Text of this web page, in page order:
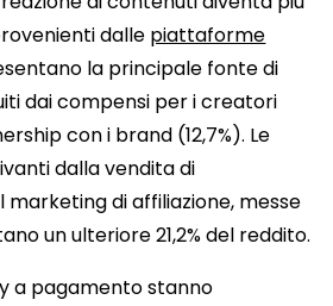
dalle piattaforme
la principale fonte di
dai compensi per i creatori
con i brand (12,7%). Le
dalla vendita di
marketing di affiliazione, messe
un ulteriore 21,2% del reddito.
a pagamento stanno